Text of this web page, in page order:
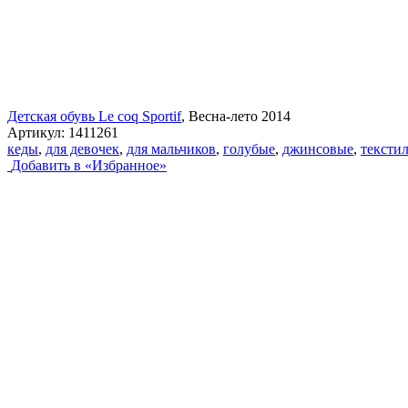
Детская обувь Le coq Sportif, Весна-лето 2014
Артикул: 1411261
кеды, для девочек, для мальчиков, голубые, джинсовые,
Добавить в «Избранное»